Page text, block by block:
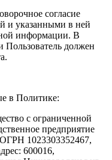
согласие
и указанными в ней
информации. В
Пользователь должен
в Политике:
с ограниченной
предприятие
1023303352467,
600016,